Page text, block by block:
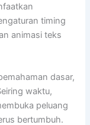
timing
animasi teks
dasar,
waktu,
peluang
bertumbuh.